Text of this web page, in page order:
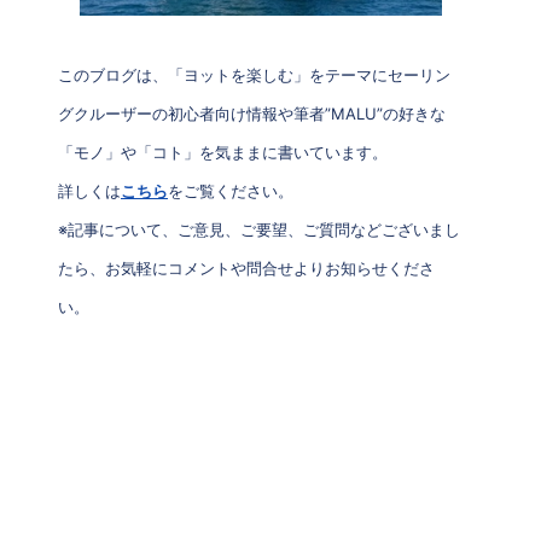
このブログは、「ヨットを楽しむ」をテーマにセーリン
グクルーザーの初心者向け情報や筆者”MALU”の好きな
「モノ」や「コト」を気ままに書いています。
詳しくはこちらをご覧ください。
※記事について、ご意見、ご要望、ご質問などございまし
たら、お気軽にコメントや問合せよりお知らせくださ
い。